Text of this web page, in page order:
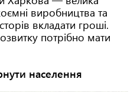
виробництва та
вкладати гроші.
потрібно мати
населення